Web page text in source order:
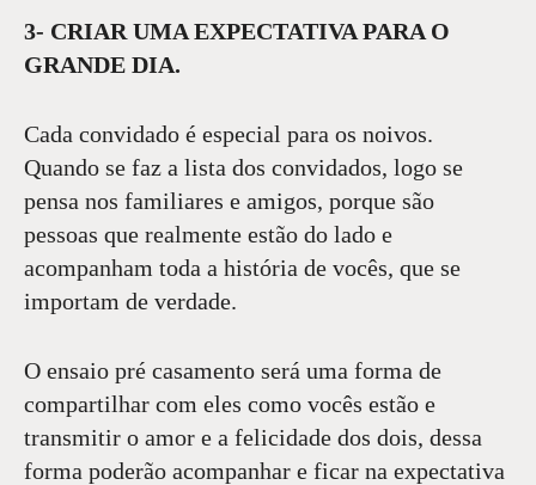
3- CRIAR UMA EXPECTATIVA PARA O
GRANDE DIA.
Cada convidado é especial para os noivos.
Quando se faz a lista dos convidados, logo se
pensa nos familiares e amigos, porque são
pessoas que realmente estão do lado e
acompanham toda a história de vocês, que se
importam de verdade.
O ensaio pré casamento será uma forma de
compartilhar com eles como vocês estão e
transmitir o amor e a felicidade dos dois, dessa
forma poderão acompanhar e ficar na expectativa